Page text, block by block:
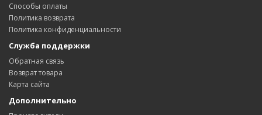
Способы оплаты
Политика возвратa
Политика конфиденциальности
Служба поддержки
Обратная связь
Возврат товара
Карта сайта
Дополнительно